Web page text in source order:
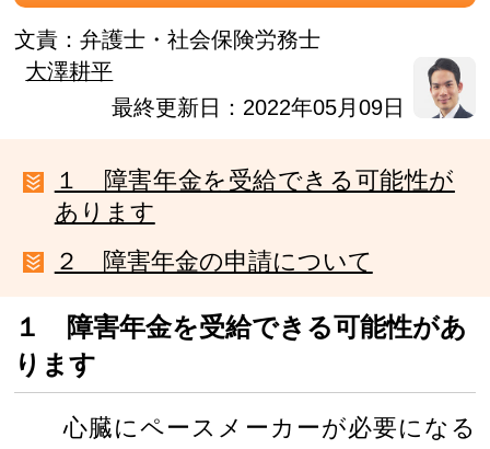
文責：弁護士・社会保険労務士
大澤耕平
最終更新日：2022年05月09日
１ 障害年金を受給できる可能性が
あります
２ 障害年金の申請について
１ 障害年金を受給できる可能性があ
ります
心臓にペースメーカーが必要になる